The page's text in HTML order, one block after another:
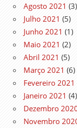
Agosto 2021 (3)
Julho 2021 (5)
Junho 2021 (1)
Maio 2021 (2)
Abril 2021 (5)
Março 2021 (6)
Fevereiro 2021
Janeiro 2021 (4)
Dezembro
Novembro